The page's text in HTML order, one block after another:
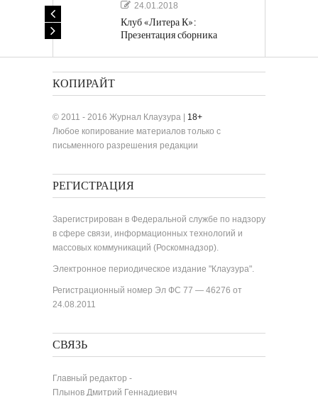
24.01.2018
Клуб «Литера К»:
Презентация сборника
КОПИРАЙТ
© 2011 - 2016 Журнал Клаузура | 18+
Любое копирование материалов только с
письменного разрешения редакции
РЕГИСТРАЦИЯ
Зарегистрирован в Федеральной службе по надзору
в сфере связи, информационных технологий и
массовых коммуникаций (Роскомнадзор).
Электронное периодическое издание "Клаузура".
Регистрационный номер Эл ФС 77 — 46276 от
24.08.2011
СВЯЗЬ
Главный редактор -
Плынов Дмитрий Геннадиевич